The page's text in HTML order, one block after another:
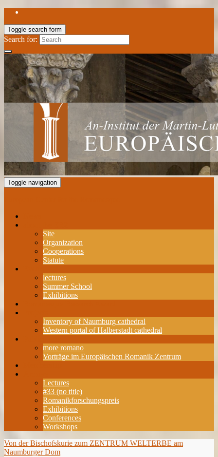
Toggle search form
Search for:
Toggle navigation
Site
Organization
Cooperations
Statute
lectures
Summer School
Exhibitions
Inventory of Naumburg cathedral
Western portal of Halberstadt cathedral
more romano
Vorträge im Europäischen Romanik Zentrum
Lectures
#33 (no title)
Romanikforschungspreis
Exhibitions
Conferences
Workshops
Von der Bischofskurie zum ZENTRUM WELTERBE am
Naumburger Dom